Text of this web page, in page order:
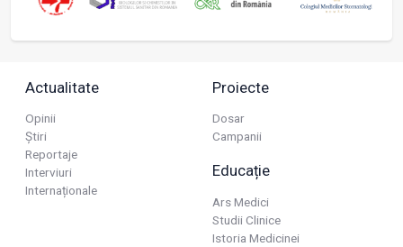
Actualitate
Opinii
Știri
Reportaje
Interviuri
Internaționale
Proiecte
Dosar
Campanii
Educație
Ars Medici
Studii Clinice
Istoria Medicinei